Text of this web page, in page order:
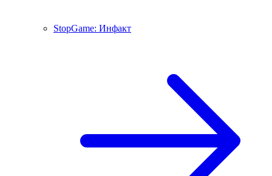
StopGame: Инфакт